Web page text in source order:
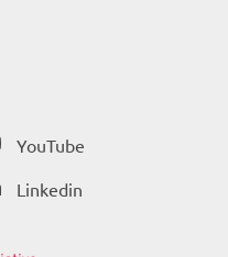
YouTube
Linkedin